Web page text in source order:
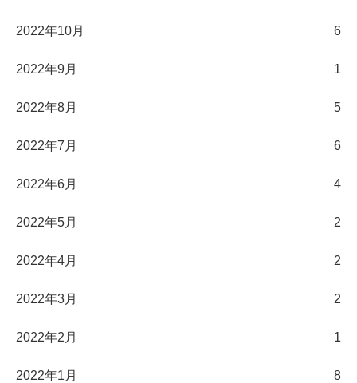
2022年10月 6
2022年9月 1
2022年8月 5
2022年7月 6
2022年6月 4
2022年5月 2
2022年4月 2
2022年3月 2
2022年2月 1
2022年1月 8